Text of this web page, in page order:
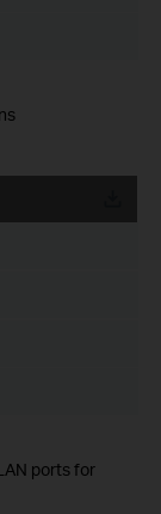
ports for